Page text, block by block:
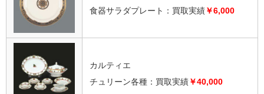
食器サラダプレート：買取実績￥6,000
カルティエ
チュリーン各種：買取実績￥40,000